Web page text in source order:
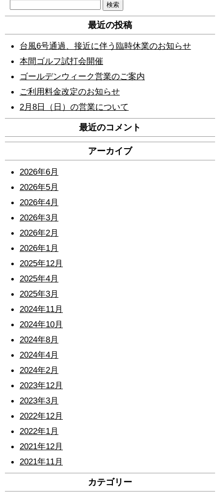
索:
最近の投稿
台風6号通過、接近に伴う臨時休業のお知らせ
本間ゴルフ試打会開催
ゴールデンウィーク営業のご案内
ご利用料金改定のお知らせ
2月8日（日）の営業について
最近のコメント
アーカイブ
2026年6月
2026年5月
2026年4月
2026年3月
2026年2月
2026年1月
2025年12月
2025年4月
2025年3月
2024年11月
2024年10月
2024年8月
2024年4月
2024年2月
2023年12月
2023年3月
2022年12月
2022年1月
2021年12月
2021年11月
カテゴリー